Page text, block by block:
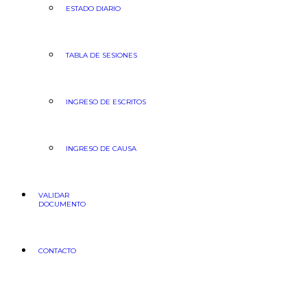
ESTADO DIARIO
TABLA DE SESIONES
INGRESO DE ESCRITOS
INGRESO DE CAUSA
VALIDAR
DOCUMENTO
CONTACTO